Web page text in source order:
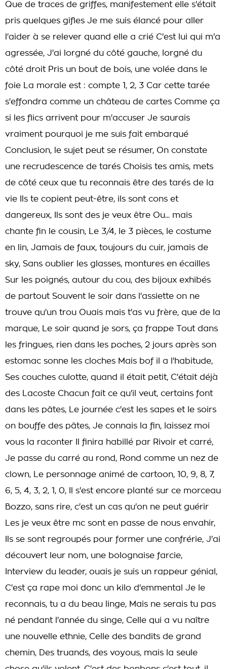
Que de traces de griffes, manifestement elle s'était
pris quelques gifles Je me suis élancé pour aller
l'aider à se relever quand elle a crié C'est lui qui m'a
agressée, J'ai lorgné du côté gauche, lorgné du
côté droit Pris un bout de bois, une volée dans le
foie La morale est : compte 1, 2, 3 Car cette tarée
s'effondra comme un château de cartes Comme ça
si les flics arrivent pour m'accuser Je saurais
vraiment pourquoi je me suis fait embarqué
Conclusion, le sujet peut se résumer, On constate
une recrudescence de tarés Choisis tes amis, mets
de côté ceux que tu reconnais être des tarés de la
vie Ils te copient peut-être, ils sont cons et
dangereux, Ils sont des je veux être Ou... mais
chante fin le cousin, Le 3/4, le 3 pièces, le costume
en lin, Jamais de faux, toujours du cuir, jamais de
sky, Sans oublier les glasses, montures en écailles
Sur les poignés, autour du cou, des bijoux exhibés
de partout Souvent le soir dans l'assiette on ne
trouve qu'un trou Ouais mais t'as vu frère, que de la
marque, Le soir quand je sors, ça frappe Tout dans
les fringues, rien dans les poches, 2 jours après son
estomac sonne les cloches Mais bof il a l'habitude,
Ses couches culotte, quand il était petit, C'était déjà
des Lacoste Chacun fait ce qu'il veut, certains font
dans les pâtes, Le journée c'est les sapes et le soirs
on bouffe des pâtes, Je connais la fin, laissez moi
vous la raconter Il finira habillé par Rivoir et carré,
Je passe du carré au rond, Rond comme un nez de
clown, Le personnage animé de cartoon, 10, 9, 8, 7,
6, 5, 4, 3, 2, 1, 0, Il s'est encore planté sur ce morceau
Bozzo, sans rire, c'est un cas qu'on ne peut guérir
Les je veux être mc sont en passe de nous envahir,
Ils se sont regroupés pour former une confrérie, J'ai
découvert leur nom, une bolognaise farcie,
Interview du leader, ouais je suis un rappeur génial,
C'est ça rape moi donc un kilo d'emmental Je le
reconnais, tu a du beau linge, Mais ne serais tu pas
né pendant l'année du singe, Celle qui a vu naître
une nouvelle ethnie, Celle des bandits de grand
chemin, Des truands, des voyous, mais la seule